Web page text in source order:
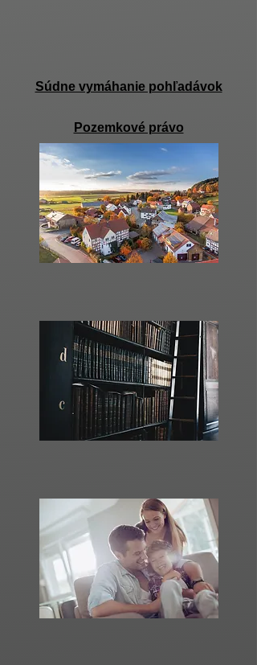
Súdne vymáhanie pohľadávok
Pozemkové právo